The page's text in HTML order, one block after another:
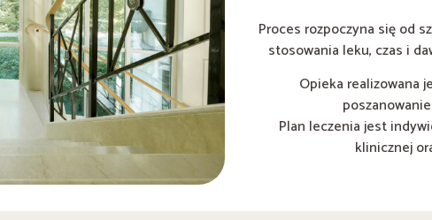
Proces rozpoczyna się od
stosowania leku, czas i
Opieka realizowana
Plan leczenia jest
klinicznej